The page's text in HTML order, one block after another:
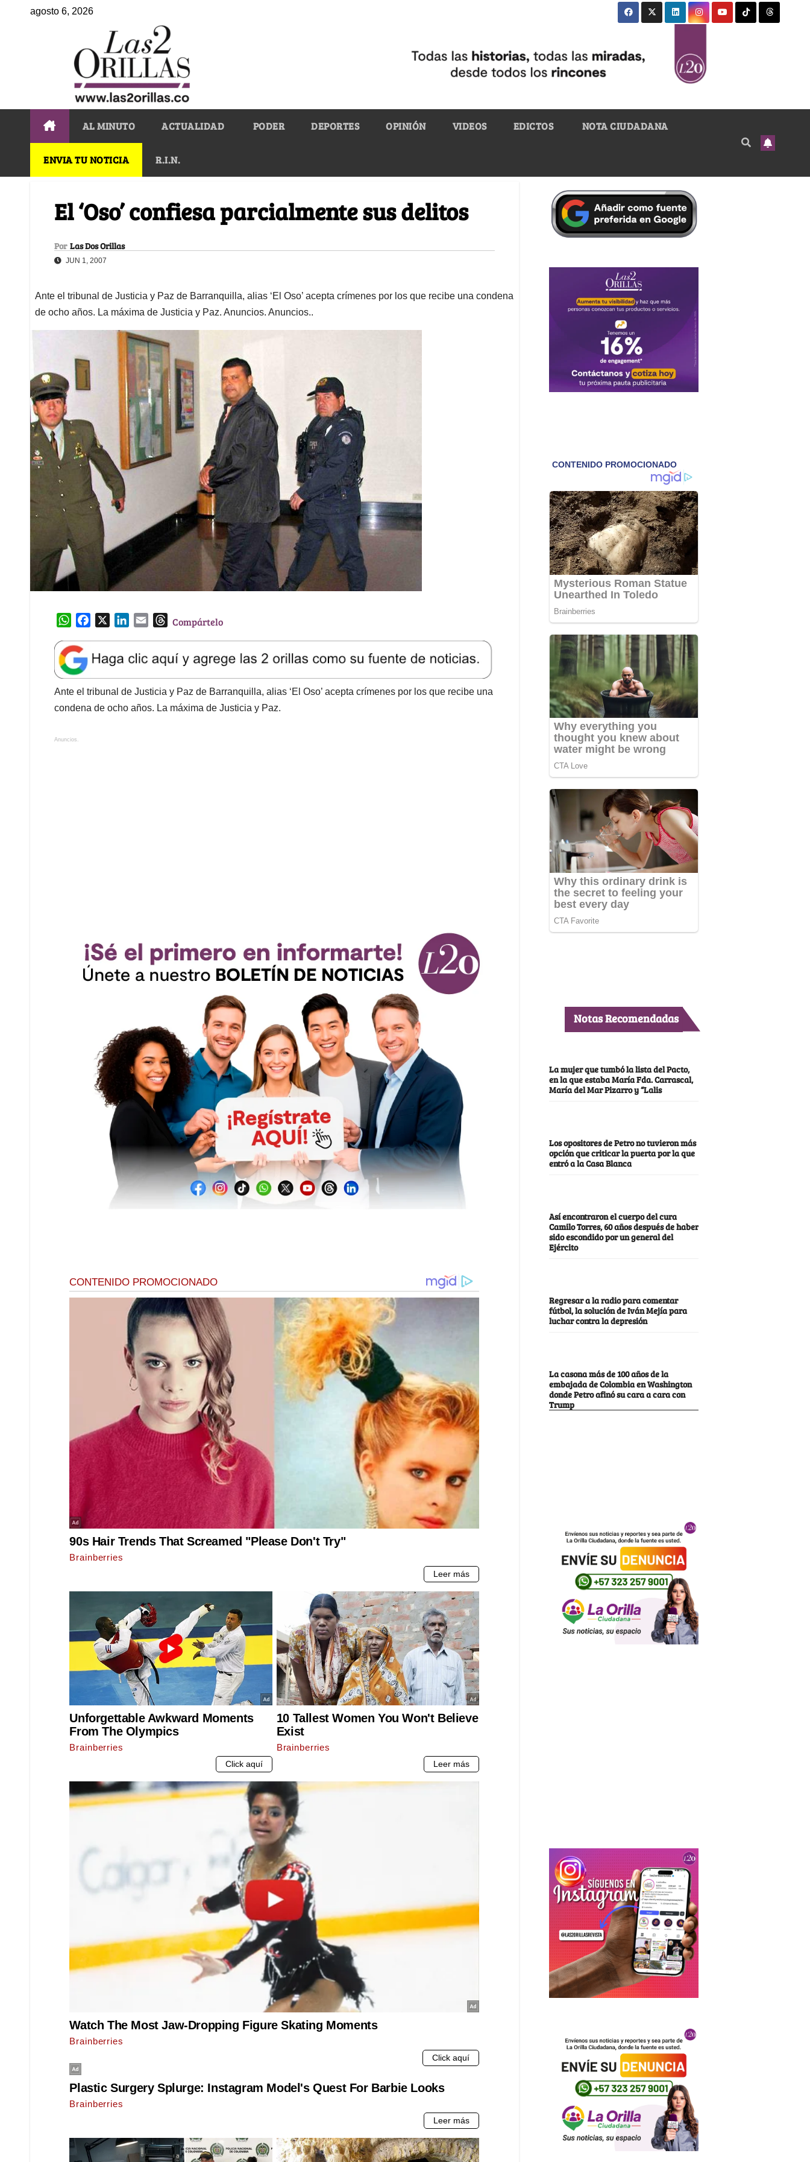
agosto 6, 2026
AL MINUTO ACTUALIDAD PODER DEPORTES OPINIÓN VIDEOS EDICTOS NOTA CIUDADANA
ENVIA TU NOTICIA R.I.N.
El ‘Oso’ confiesa parcialmente sus delitos
Por Las Dos Orillas
JUN 1, 2007
Ante el tribunal de Justicia y Paz de Barranquilla, alias ‘El Oso’ acepta crímenes por los que recibe una condena
de ocho años. La máxima de Justicia y Paz. Anuncios. Anuncios..
W
a
t
s
A
p
e
b
o
o
k
e
d
I
l
T
e
a
d
s
Compártelo
Ante el tribunal de Justicia y Paz de Barranquilla, alias ‘El Oso’ acepta crímenes por los que recibe una
condena de ocho años. La máxima de Justicia y Paz.
Anuncios.
Notas Recomendadas
La mujer que tumbó la lista del Pacto,
en la que estaba María Fda. Carrascal,
María del Mar Pizarro y “Lalis
Los opositores de Petro no tuvieron más
opción que criticar la puerta por la que
entró a la Casa Blanca
Así encontraron el cuerpo del cura
Camilo Torres, 60 años después de haber
sido escondido por un general del
Ejército
Regresar a la radio para comentar
fútbol, la solución de Iván Mejía para
luchar contra la depresión
La casona más de 100 años de la
embajada de Colombia en Washington
donde Petro afinó su cara a cara con
Trump